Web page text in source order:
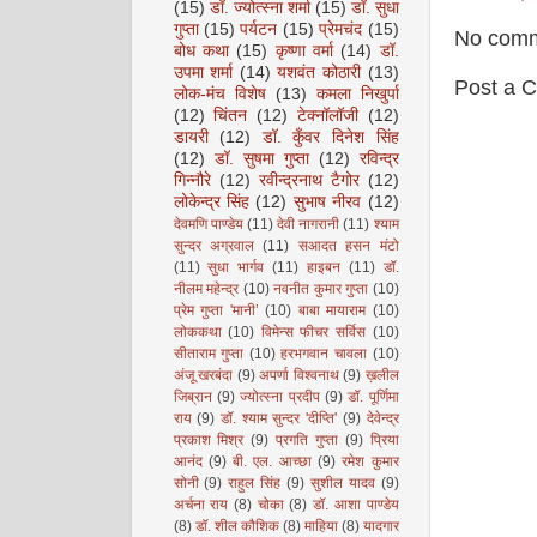
No
Post a
(15) डॉ. ज्योत्स्ना शर्मा (15) डॉ. सुधा
गुप्ता (15) पर्यटन (15) प्रेमचंद (15)
बोध कथा (15) कृष्णा वर्मा (14) डॉ.
उपमा शर्मा (14) यशवंत कोठारी (13)
लोक-मंच विशेष
(13) कमला निखुर्पा
(12) चिंतन (12) टेक्नॉलॉजी
(12)
डायरी
(12)
डॉ. कुँवर दिनेश सिंह
(12) डॉ. सुषमा गुप्ता (12) रविन्द्र
गिन्नौरे (12) रवीन्द्रनाथ टैगोर (12)
लोकेन्द्र सिंह (12) सुभाष नीरव (12)
देवमणि पाण्डेय (11) देवी नागरानी (11) श्याम
सुन्दर अग्रवाल (11) सआदत हसन मंटो
(11) सुधा भार्गव (11) हाइबन (11) डॉ.
नीलम महेन्द्र (10) नवनीत कुमार गुप्ता (10)
प्रेम गुप्ता 'मानी’ (10) बाबा मायाराम (10)
लोककथा (10) विमेन्स फीचर सर्विस (10)
सीताराम गुप्ता (10) हरभगवान चावला (10)
अंजू खरबंदा (9) अपर्णा विश्वनाथ (9) ख़लील
जिब्रान (9) ज्योत्स्ना प्रदीप (9) डॉ. पूर्णिमा
राय (9) डॉ. श्याम सुन्दर 'दीप्ति' (9) देवेन्द्र
प्रकाश मिश्र (9) प्रगति गुप्ता (9) प्रिया
आनंद (9) बी. एल. आच्छा (9) रमेश कुमार
सोनी (9) राहुल सिंह (9) सुशील यादव (9)
अर्चना राय (8) चोका (8) डॉ. आशा पाण्डेय
(8) डॉ. शील कौशिक (8) माहिया (8) यादगार